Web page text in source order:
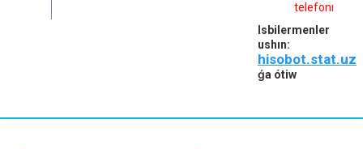
telefonı
Isbilermenler
ushın:
hisobot.stat.uz
ǵa ótiw